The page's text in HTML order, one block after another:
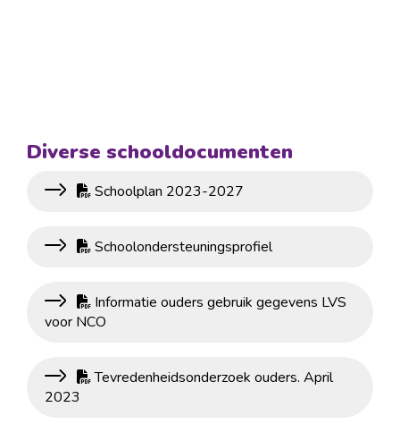
Diverse schooldocumenten
Schoolplan 2023-2027
Schoolondersteuningsprofiel
Informatie ouders gebruik gegevens LVS
voor NCO
Tevredenheidsonderzoek ouders. April
2023